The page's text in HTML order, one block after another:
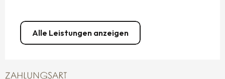
Alle Leistungen anzeigen
ZAHLUNGSART